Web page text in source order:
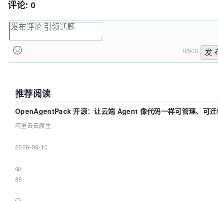
评论: 0
0/500 发
推荐阅读
OpenAgentPack 开源：让云端 Agent 像代码一样可管理、可迁
阿里云云原生
2026-08-10
89